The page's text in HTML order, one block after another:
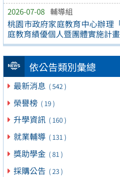
2026-07-08 輔導組
桃園市政府家庭教育中心辦理
庭教育績優個人暨團體實施計
依公告類別彙總
最新消息 ( 542 )
榮譽榜 ( 19 )
升學資訊 ( 160 )
就業輔導 ( 131 )
獎助學金 ( 81 )
採購公告 ( 23 )